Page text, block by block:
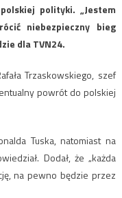
polityki. „Jestem
niebezpieczny bieg
dla TVN24.
Trzaskowskiego, szef
powrót do polskiej
Tuska, natomiast na
Dodał, że „każda
na pewno będzie przez